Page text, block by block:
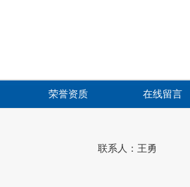
荣誉资质 在线留言
联系人：王勇